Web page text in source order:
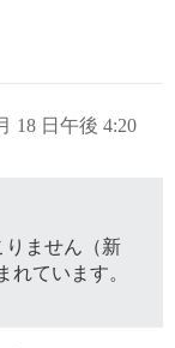
18 日午後 4:20
りません（新
れています。